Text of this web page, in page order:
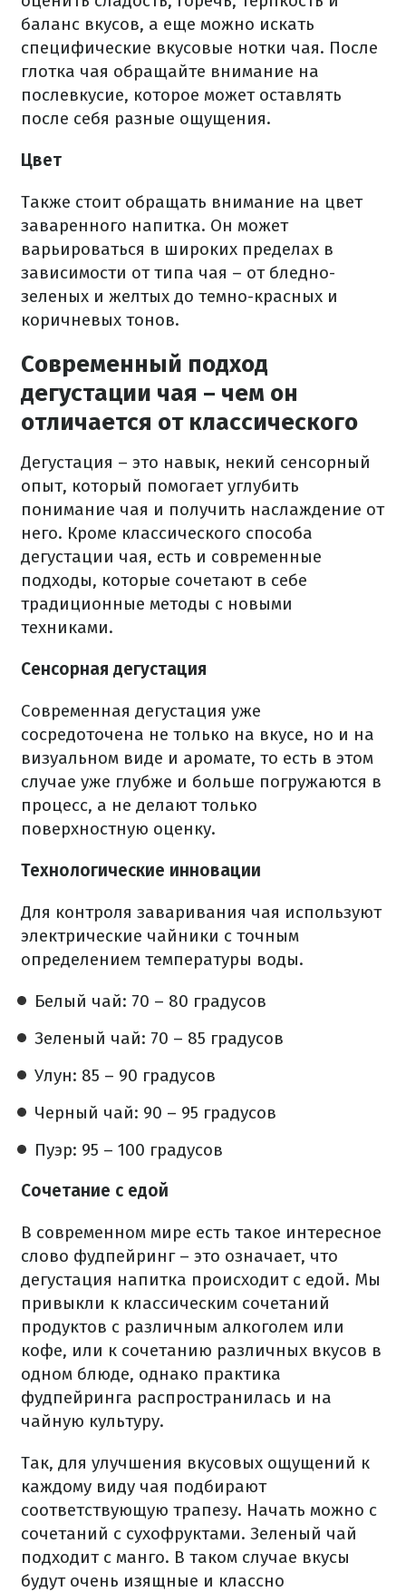
баланс вкусов, а еще можно искать
специфические вкусовые нотки чая. После
глотка чая обращайте внимание на
послевкусие, которое может оставлять
после себя разные ощущения.
Цвет
Также стоит обращать внимание на цвет
заваренного напитка. Он может
варьироваться в широких пределах в
зависимости от типа чая – от бледно-
зеленых и желтых до темно-красных и
коричневых тонов.
Современный подход
дегустации чая – чем он
отличается от классического
Дегустация – это навык, некий сенсорный
опыт, который помогает углубить
понимание чая и получить наслаждение от
него. Кроме классического способа
дегустации чая, есть и современные
подходы, которые сочетают в себе
традиционные методы с новыми
техниками.
Сенсорная дегустация
Современная дегустация уже
сосредоточена не только на вкусе, но и на
визуальном виде и аромате, то есть в этом
случае уже глубже и больше погружаются в
процесс, а не делают только
поверхностную оценку.
Технологические инновации
Для контроля заваривания чая используют
электрические чайники с точным
определением температуры воды.
Белый чай: 70 – 80 градусов
Зеленый чай: 70 – 85 градусов
Улун: 85 – 90 градусов
Черный чай: 90 – 95 градусов
Пуэр: 95 – 100 градусов
Сочетание с едой
В современном мире есть такое интересное
слово фудпейринг – это означает, что
дегустация напитка происходит с едой. Мы
привыкли к классическим сочетаний
продуктов с различным алкоголем или
кофе, или к сочетанию различных вкусов в
одном блюде, однако практика
фудпейринга распространилась и на
чайную культуру.
Так, для улучшения вкусовых ощущений к
каждому виду чая подбирают
соответствующую трапезу. Начать можно с
сочетаний с сухофруктами. Зеленый чай
подходит с манго. В таком случае вкусы
будут очень изящные и классно